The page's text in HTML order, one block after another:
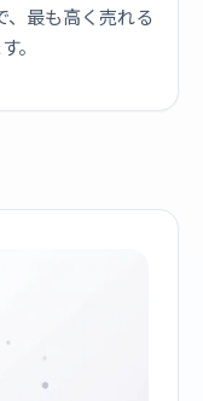
最も高く売れる
。